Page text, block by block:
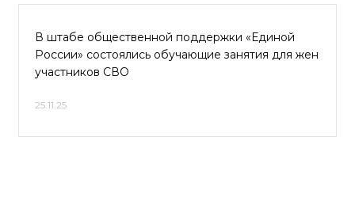
В штабе общественной поддержки «Единой
России» состоялись обучающие занятия для жен
участников СВО
25.11.25